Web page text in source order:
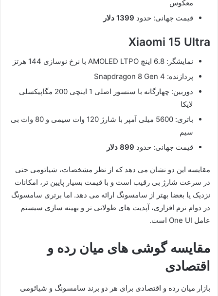
معکوس
قیمت جهانی: حدود 1399 دلار
Xiaomi 15 Ultra
نمایشگر: 6.8 اینچ AMOLED LTPO با نرخ نوسازی 144 هرتز
پردازنده: Snapdragon 8 Gen 4
دوربین: چهارگانه با سنسور اصلی 1 اینچی 200 مگاپیکسلی
لایکا
باتری: 5600 میلی آمپر با شارژ 120 وات سیمی و 80 وات بی
سیم
قیمت جهانی: حدود 899 دلار
مقایسه این دو نشان می دهد که از نظر مشخصات، شیائومی حتی
در سرعت شارژ بی رقیب است و با قیمت بسیار پایین تر، امکانات
نزدیک یا بعضا بهتر از سامسونگ ارائه می دهد. اما برتری سامسونگ
در دوام نرم افزاری، آپدیت های طولانی تر و بهینه سازی سیستم
عامل One UI است.
مقایسه گوشی های میان رده و
اقتصادی
بازار میان رده و اقتصادی برای هر دو برند سامسونگ و شیائومی